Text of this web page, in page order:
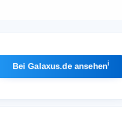
Bei Galaxus.de ansehenℹ︎